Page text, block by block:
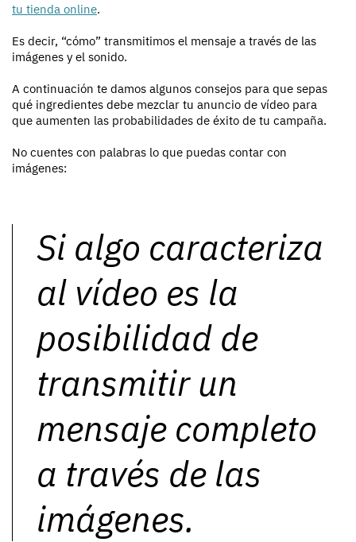
tu tienda online.
Es decir, “cómo” transmitimos el mensaje a través de las
imágenes y el sonido.
A continuación te damos algunos consejos para que sepas
qué ingredientes debe mezclar tu anuncio de vídeo para
que aumenten las probabilidades de éxito de tu campaña.
No cuentes con palabras lo que puedas contar con
imágenes:
Si algo caracteriza
al vídeo es la
posibilidad de
transmitir un
mensaje completo
a través de las
imágenes.